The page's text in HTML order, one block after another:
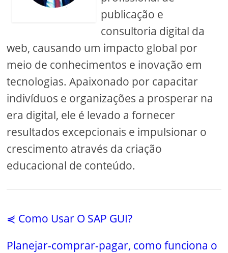
publicação e
consultoria digital da
web, causando um impacto global por
meio de conhecimentos e inovação em
tecnologias. Apaixonado por capacitar
indivíduos e organizações a prosperar na
era digital, ele é levado a fornecer
resultados excepcionais e impulsionar o
crescimento através da criação
educacional de conteúdo.
⋞ Como Usar O SAP GUI?
Planejar-comprar-pagar, como funciona o